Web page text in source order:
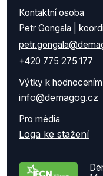
Kontaktní osoba
Petr Gongala |
+420 775 275 177
Výtky k
info@demagog.cz
Pro média
Loga ke stažení